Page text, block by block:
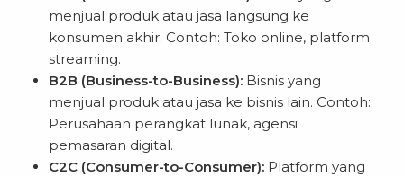
menjual produk atau jasa langsung ke
konsumen akhir. Contoh: Toko online, platform
streaming.
B2B (Business-to-Business): Bisnis yang
menjual produk atau jasa ke bisnis lain. Contoh:
Perusahaan perangkat lunak, agensi
pemasaran digital.
C2C (Consumer-to-Consumer): Platform yang